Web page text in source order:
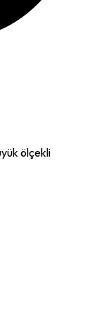
ölçekli